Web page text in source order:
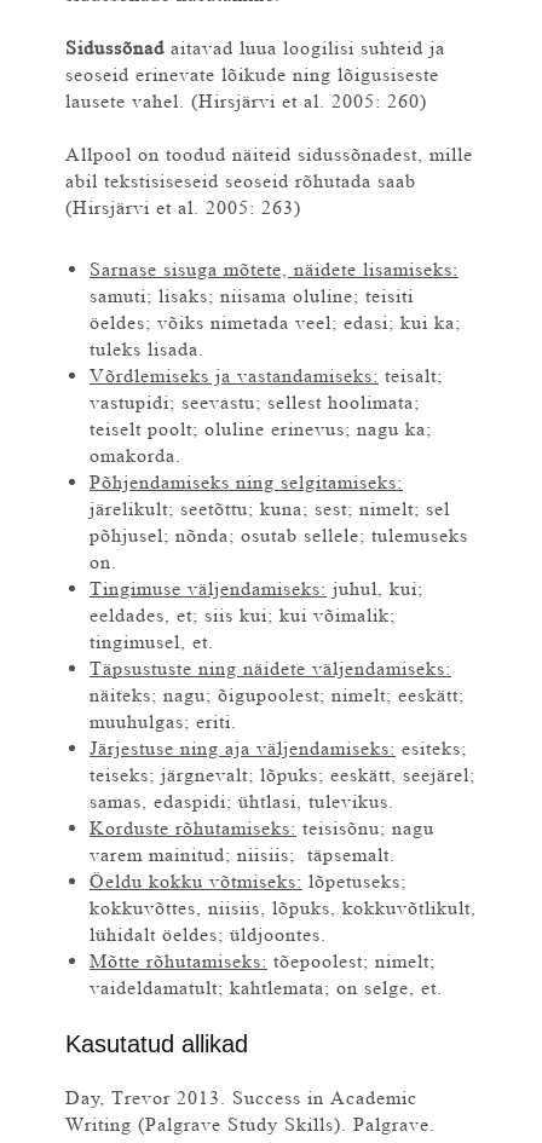
Sidussõnad aitavad luua loogilisi suhteid ja
seoseid erinevate lõikude ning lõigusiseste
lausete vahel. (Hirsjärvi et al. 2005: 260)
Allpool on toodud näiteid sidussõnadest, mille
abil tekstisiseseid seoseid rõhutada saab
(Hirsjärvi et al. 2005: 263)
Sarnase sisuga mõtete, näidete lisamiseks:
samuti; lisaks; niisama oluline; teisiti
öeldes; võiks nimetada veel; edasi; kui ka;
tuleks lisada.
Võrdlemiseks ja vastandamiseks: teisalt;
vastupidi; seevastu; sellest hoolimata;
teiselt poolt; oluline erinevus; nagu ka;
omakorda.
Põhjendamiseks ning selgitamiseks:
järelikult; seetõttu; kuna; sest; nimelt; sel
põhjusel; nõnda; osutab sellele; tulemuseks
on.
Tingimuse väljendamiseks: juhul, kui;
eeldades, et; siis kui; kui võimalik;
tingimusel, et.
Täpsustuste ning näidete väljendamiseks:
näiteks; nagu; õigupoolest; nimelt; eeskätt;
muuhulgas; eriti.
Järjestuse ning aja väljendamiseks: esiteks;
teiseks; järgnevalt; lõpuks; eeskätt, seejärel;
samas, edaspidi; ühtlasi, tulevikus.
Korduste rõhutamiseks: teisisõnu; nagu
varem mainitud; niisiis; täpsemalt.
Öeldu kokku võtmiseks: lõpetuseks;
kokkuvõttes, niisiis, lõpuks, kokkuvõtlikult,
lühidalt öeldes; üldjoontes.
Mõtte rõhutamiseks: tõepoolest; nimelt;
vaideldamatult; kahtlemata; on selge, et.
Kasutatud allikad
Day, Trevor 2013. Success in Academic
Writing (Palgrave Study Skills). Palgrave.